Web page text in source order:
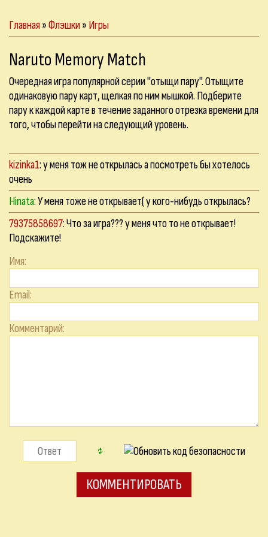
Главная»Флэшки» Игры
Naruto Memory Match
Очередная игра популярной серии "отыщи пару". Отыщите
одинаковую пару карт, щелкая по ним мышкой. Подберите
пару к каждой карте в течение заданного отрезка времени для
того, чтобы перейти на следующий уровень.
kizinka1: у меня тож не открылась а посмотреть бы хотелось
очень
Hinata: У меня тоже не открывает( у кого-нибудь открылась?
79375858697: Что за игра??? у меня что то не открывает!
Подскажите!
Имя:
Email:
Комментарий: